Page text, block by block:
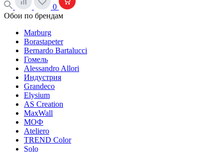
0
Обои по брендам
Marburg
Borastapeter
Bernardo Bartalucci
Гомель
Alessandro Allori
Индустрия
Grandeco
Elysium
AS Creation
MaxWall
МОФ
Ateliero
TREND Color
Solo